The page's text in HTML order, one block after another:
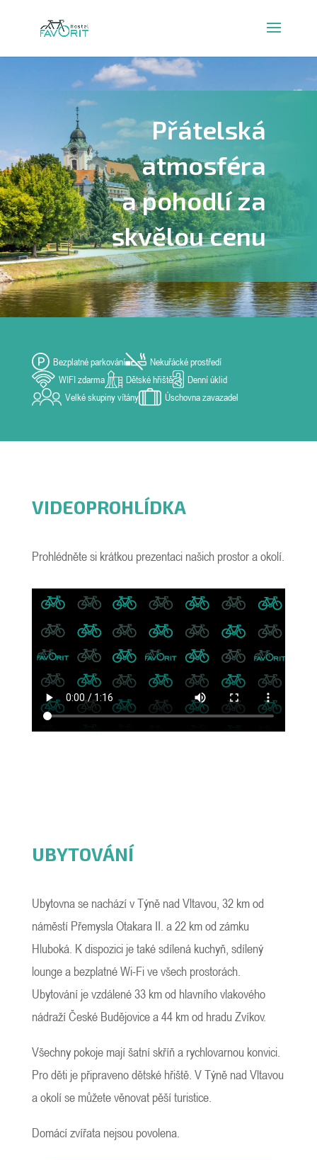
Přátelská
atmosféra
a pohodlí za
skvělou cenu
Bezplatné parkování
Nekuřácké prostředí
WIFI zdarma
Dětské hřiště
Denní úklid
Velké skupiny vítány
Úschovna zavazadel
VIDEOPROHLÍDKA
Prohlédněte si krátkou prezentaci našich prostor a okolí.
UBYTOVÁNÍ
Ubytovna se nachází v Týně nad Vltavou, 32 km od
náměstí Přemysla Otakara II. a 22 km od zámku
Hluboká. K dispozici je také sdílená kuchyň, sdílený
lounge a bezplatné Wi-Fi ve všech prostorách.
Ubytování je vzdálené 33 km od hlavního vlakového
nádraží České Budějovice a 44 km od hradu Zvíkov.
Všechny pokoje mají šatní skříň a rychlovarnou konvici.
Pro děti je připraveno dětské hřiště. V Týně nad Vltavou
a okolí se můžete věnovat pěší turistice.
Domácí zvířata nejsou povolena.